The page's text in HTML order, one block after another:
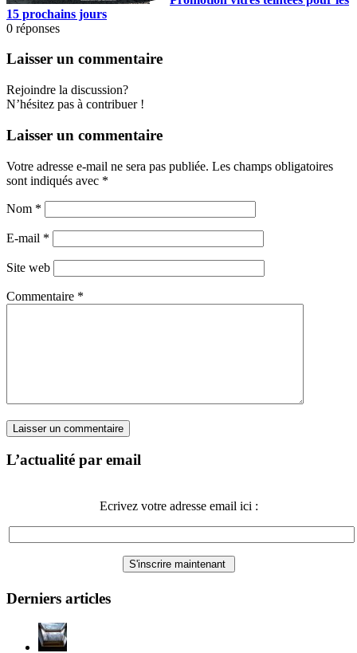
15 prochains jours
0 réponses
Laisser un commentaire
Rejoindre la discussion?
N’hésitez pas à contribuer !
Laisser un commentaire
Votre adresse e-mail ne sera pas publiée. Les champs obligatoires
sont indiqués avec *
Nom *
E-mail *
Site web
Commentaire *
L’actualité par email
Ecrivez votre adresse email ici :
Derniers articles